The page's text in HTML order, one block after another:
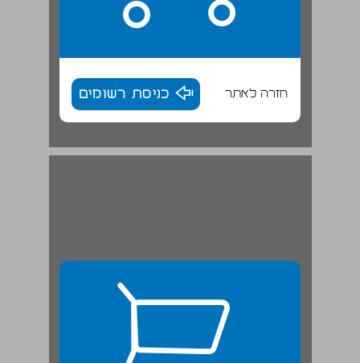
חזרה לאתר כניסת רשומים